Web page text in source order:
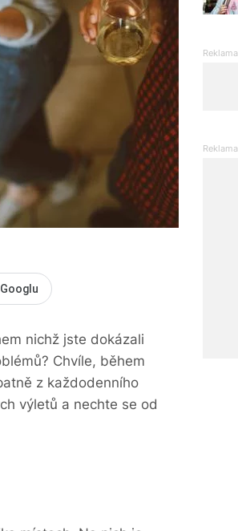
nichž jste dokázali
Chvíle, během
z každodenního
výletů a nechte se od